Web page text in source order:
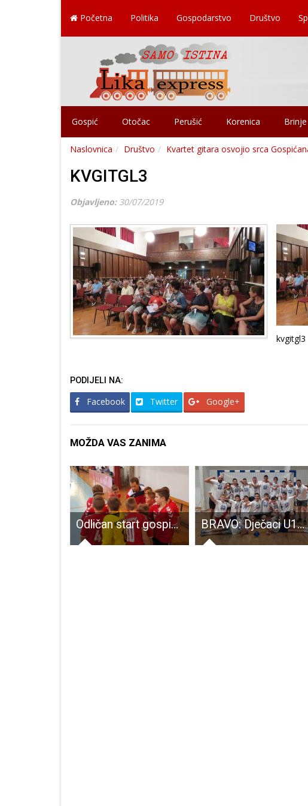
Početna Politika Gospodarstvo Društvo
Gospić Otočac Perušić Korenica Brinje
Naslovnica Društvo Kvartet gitara osvojio srca
KVGITGL3
Objavljeno: 30/07/2019
kvgitgl3
PODIJELI NA:
Facebook Twitter Google+
MOŽDA VAS ZANIMA
Odličan start gospićkih dječaka u rukometnim ligama BRAVO: Dječaci U13 RK Gospić 12.u Hrvatskoj među više od 140 ekipa